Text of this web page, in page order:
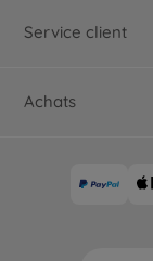
Service client
Achats